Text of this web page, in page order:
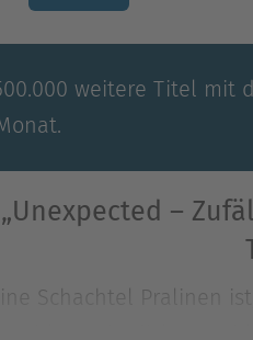
weitere Titel mit
–
Schachtel Pralinen